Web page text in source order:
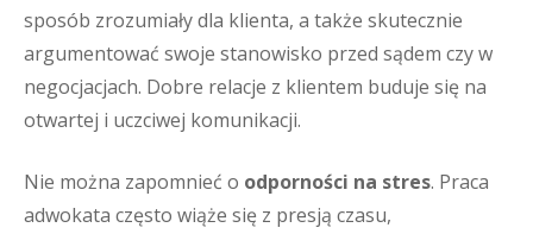
sposób zrozumiały dla klienta, a także skutecznie
argumentować swoje stanowisko przed sądem czy w
negocjacjach. Dobre relacje z klientem buduje się na
otwartej i uczciwej komunikacji.
Nie można zapomnieć o odporności na stres. Praca
adwokata często wiąże się z presją czasu,